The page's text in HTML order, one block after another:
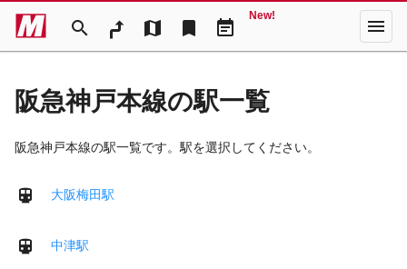
search map bookmark event_note
New! menu
阪急神戸本線の駅一覧
阪急神戸本線の駅一覧です。駅を選択してください。
大阪梅田駅
中津駅